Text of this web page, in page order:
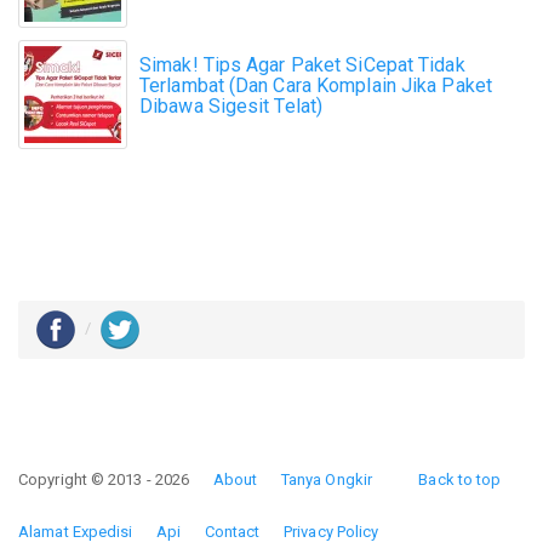
Simak! Tips Agar Paket SiCepat Tidak
Terlambat (Dan Cara Komplain Jika Paket
Dibawa Sigesit Telat)
Back to top
Copyright © 2013 - 2026 About Tanya Ongkir
Alamat Expedisi Api Contact Privacy Policy